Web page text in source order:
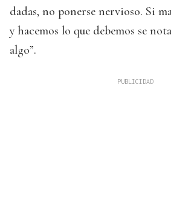
dadas, no ponerse nervioso. Si
y hacemos lo que debemos se
algo”.